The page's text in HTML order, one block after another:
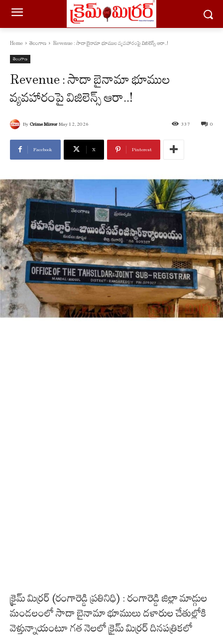
Home తెలంగాణ Revenue : సాదా బైనామా భూముల వ్యవహారంపై విజిలెన్స్ ఆరా..!
తెలంగాణ
Revenue : సాదా బైనామా భూముల
వ్యవహారంపై విజిలెన్స్ ఆరా..!
By Crime Mirror May 12, 2026 0
337
Facebook X Pinterest
క్రైమ్ మిర్రర్ (రంగారెడ్డి ప్రతినిధి) : రంగారెడ్డి జిల్లా మాడ్గుల
మండలంలో సాదా బైనామా భూములు దళారుల చేతుల్లోకి
వెళ్తున్నాయంటూ గత నెలలో క్రైమ్ మిర్రర్ దినపత్రికలో